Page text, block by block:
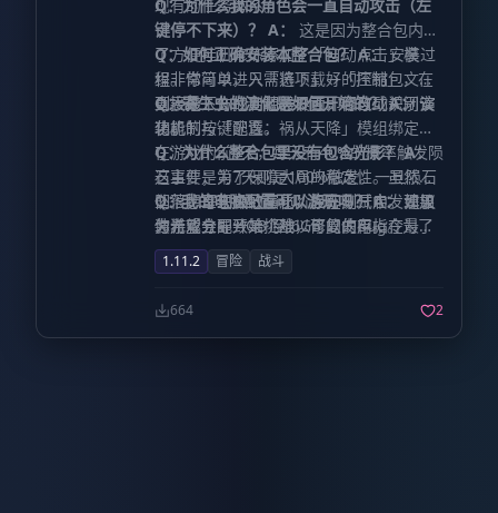
现有的任务体系。
Q：为什么我的角色会一直自动攻击（左
键停不下来）？ A：
这是因为整合包内为
了方便挂机修炼添加了「自动点击」模
组。你可以进入「选项」→「控制」，在
列表最下方找到相关设置，修改或关闭该
功能的按键配置。
Q：如何正确安装本整合包？ A：安装过
程非常简单，只需将下载好的压缩包文件
直接拖入你的启动器界面即可自动识别安
装。
Q：寄生虫的演化是如何开始的？ A：演
化机制与「逃逸：祸从天降」模组绑定。
在游戏的前6天，每天有40%的概率触发陨
石事件；第7天则是100%触发。一旦陨石
坠落，寄生虫的演化阶段即刻开启。如果
你希望立即开始挑战，可以使用指令
/srpmeteor event_set 2
启陨石事件。
Q：为什么整合包里没有包含光影？ A：
这主要是为了保障大局的稳定性。虽然我
们很想呈现极致画质，但在测试中发现加
装光影会导致某个难以修复的Bug。为了
避免坏档和崩溃，我们忍痛移除了光影。
当然，这也为配置较低的玩家提供了更流
畅的体验。
Q：我的电脑配置可以游玩吗？ A：建议
为游戏分配 4GB 至 6GB 的内存。在最低
画质设置下，目前主流的中低配电脑均可
流畅运行，尽情享受修仙斩虫的乐趣。
1.11.2 冒险 战斗
664 2